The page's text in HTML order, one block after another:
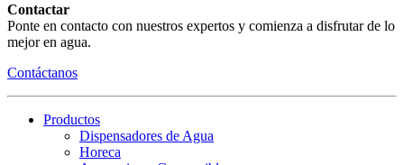
Contactar
Ponte en contacto con nuestros expertos y comienza a disfrutar de lo
mejor en agua.
Contáctanos
Productos​
Dispensadores de Agua
Horeca